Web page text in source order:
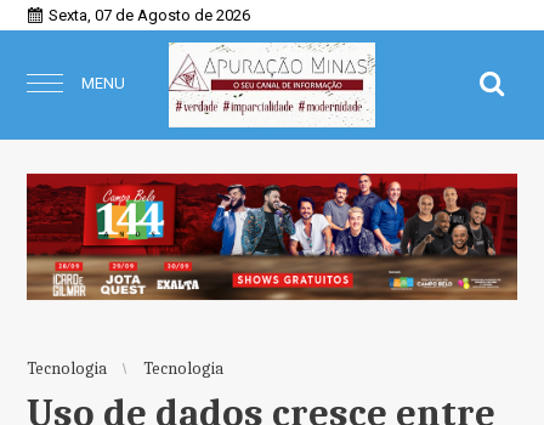
Sexta, 07 de Agosto de 2026
MENU
Tecnologia Tecnologia
Uso de dados cresce entre